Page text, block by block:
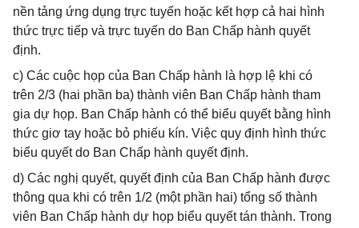
nền tảng ứng dụng trực tuyến hoặc kết hợp cả hai hình
thức trực tiếp và trực tuyến do Ban Chấp hành quyết
định.
c) Các cuộc họp của Ban Chấp hành là hợp lệ khi có
trên 2/3 (hai phần ba) thành viên Ban Chấp hành tham
gia dự họp. Ban Chấp hành có thể biểu quyết bằng hình
thức giơ tay hoặc bỏ phiếu kín. Việc quy định hình thức
biểu quyết do Ban Chấp hành quyết định.
d) Các nghị quyết, quyết định của Ban Chấp hành được
thông qua khi có trên 1/2 (một phần hai) tổng số thành
viên Ban Chấp hành dự họp biểu quyết tán thành. Trong